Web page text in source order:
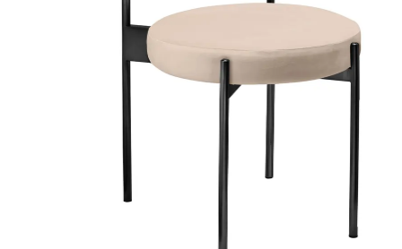
ИЗДЕЛИЯ ПОД ЗАКАЗ